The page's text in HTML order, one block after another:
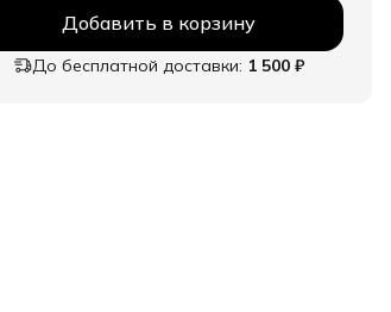
Добавить в корзину
До бесплатной доставки: 1 500 ₽